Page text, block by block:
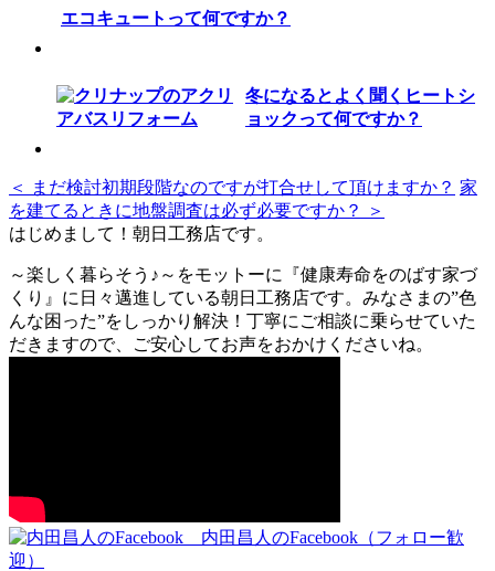
エコキュートって何ですか？
冬になるとよく聞くヒートシ
ョックって何ですか？
＜ まだ検討初期段階なのですが打合せして頂けますか？ 家
を建てるときに地盤調査は必ず必要ですか？ ＞
はじめまして！朝日工務店です。
～楽しく暮らそう♪～をモットーに『健康寿命をのばす家づ
くり』に日々邁進している朝日工務店です。みなさまの”色
んな困った”をしっかり解決！丁寧にご相談に乗らせていた
だきますので、ご安心してお声をおかけくださいね。
内田昌人のFacebook（フォロー歓
迎）